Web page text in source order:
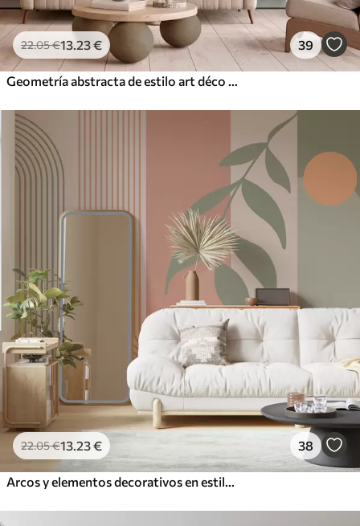
22.05€13 .23€ 39
22.05€13 .23€ 38